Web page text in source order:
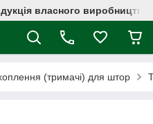
власного виробництва
(тримачі) для штор